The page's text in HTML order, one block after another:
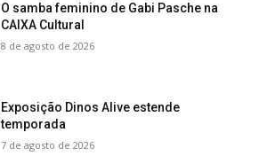
O samba feminino de Gabi Pasche na
CAIXA Cultural
8 de agosto de 2026
Exposição Dinos Alive estende
temporada
7 de agosto de 2026